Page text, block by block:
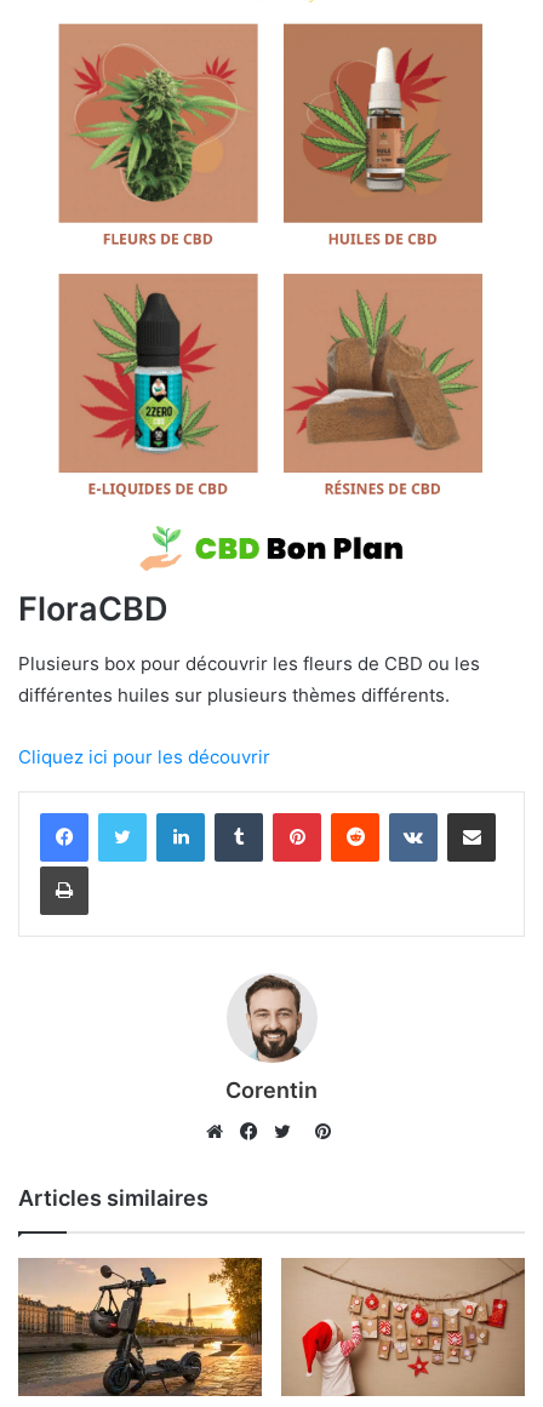
FloraCBD
Plusieurs box pour découvrir les fleurs de CBD ou les
différentes huiles sur plusieurs thèmes différents.
Cliquez ici pour les découvrir
LinkedinTumblr PinterestReddit VKontaktePartager par email
Imprimer
Corentin
Pinterest
Articles similaires